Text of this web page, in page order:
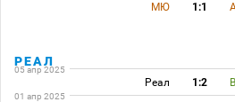
МЮ 1:1
РЕАЛ
05 апр 2025
Реал 1:2
01 апр 2025